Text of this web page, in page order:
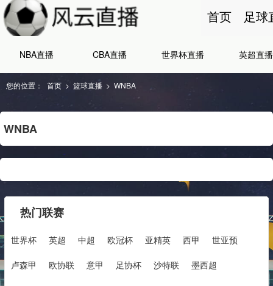
首页 足球
NBA直播 CBA直播 世界杯直播 英超直播
您的位置： 首页 > 篮球直播 > WNBA
WNBA
热门联赛
世界杯 英超 中超 欧冠杯 亚精英 西甲 世亚预
卢森甲 欧协联 意甲 足协杯 沙特联 墨西超